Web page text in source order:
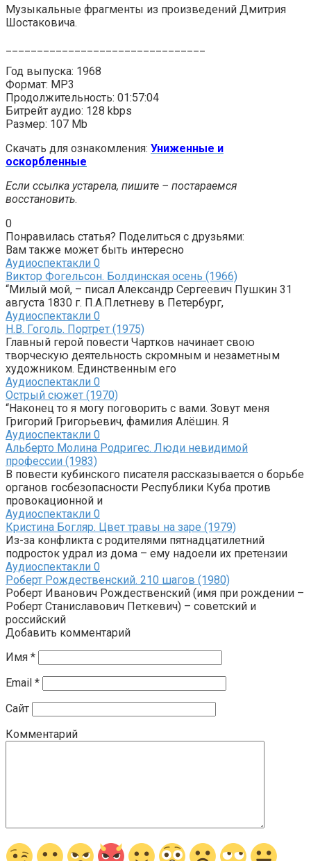
Музыкальные фрагменты из произведений Дмитрия
Шостаковича.
Год выпуска: 1968
Формат: MP3
Продолжительность: 01:57:04
Битрейт аудио: 128 kbps
Размер: 107 Mb
Скачать для ознакомления: Униженные и
оскорбленные
Если ссылка устарела, пишите – постараемся
восстановить.
0
Понравилась статья? Поделиться с друзьями:
Вам также может быть интересно
Аудиоспектакли 0
Виктор Фогельсон. Болдинская осень (1966)
“Милый мой, – писал Александр Сергеевич Пушкин 31
августа 1830 г. П.А.Плетневу в Петербург,
Аудиоспектакли 0
Н.В. Гоголь. Портрет (1975)
Главный герой повести Чартков начинает свою
творческую деятельность скромным и незаметным
художником. Единственным его
Аудиоспектакли 0
Острый сюжет (1970)
“Наконец то я могу поговорить с вами. Зовут меня
Григорий Григорьевич, фамилия Алёшин. Я
Аудиоспектакли 0
Альберто Молина Родригес. Люди невидимой
профессии (1983)
В повести кубинского писателя рассказывается о борьбе
органов госбезопасности Республики Куба против
провокационной и
Аудиоспектакли 0
Кристина Богляр. Цвет травы на заре (1979)
Из-за конфликта с родителями пятнадцатилетний
подросток удрал из дома – ему надоели их претензии
Аудиоспектакли 0
Роберт Рождественский. 210 шагов (1980)
Роберт Иванович Рождественский (имя при рождении –
Роберт Станиславович Петкевич) – советский и
российский
Добавить комментарий
Имя *
Email *
Сайт
Комментарий